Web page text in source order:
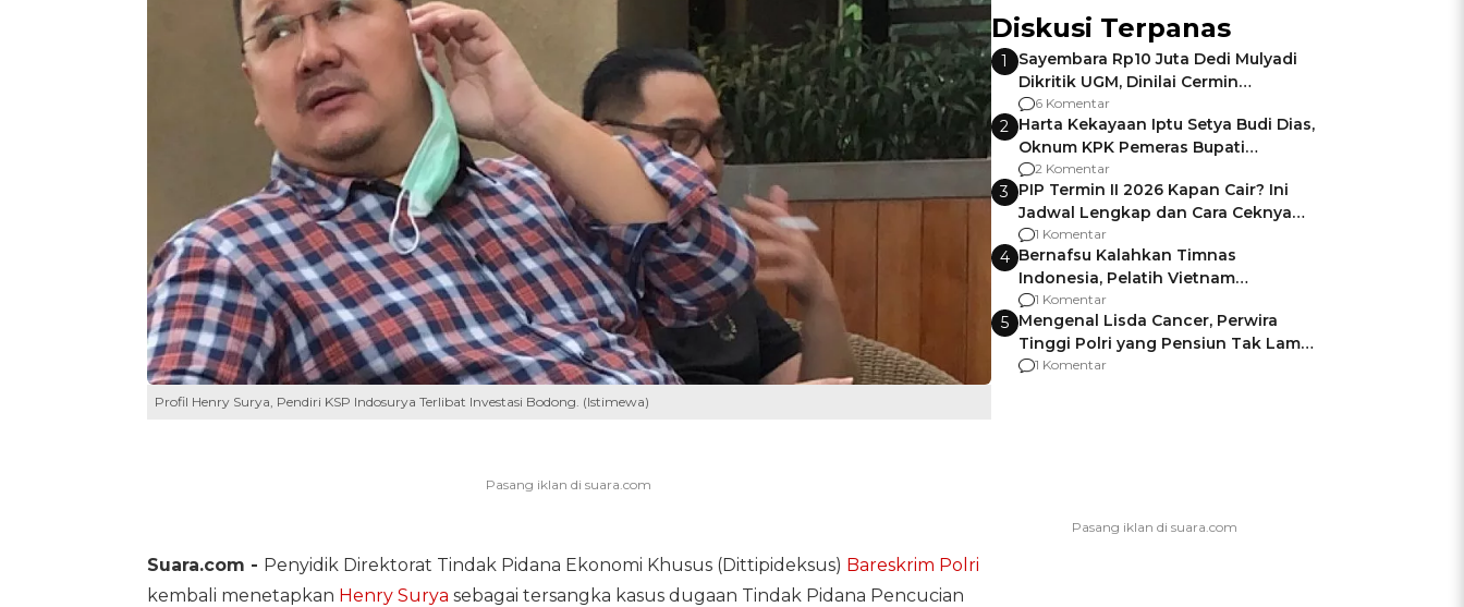
Profil Henry Surya, Pendiri KSP Indosurya Terlibat Investasi Bodong. (Istimewa)
Suara.com - Penyidik Direktorat Tindak Pidana Ekonomi Khusus (Dittipideksus) Bareskrim Polri
kembali menetapkan Henry Surya sebagai tersangka kasus dugaan Tindak Pidana Pencucian
Diskusi Terpanas
1
Sayembara Rp10 Juta Dedi Mulyadi
Dikritik UGM, Dinilai Cermin
Gagalnya Negara Jamin Keamanan
6 Komentar
2 Harta Kekayaan Iptu Setya Budi Dias,
Oknum KPK Pemeras Bupati
Pemalang
2 Komentar
3 PIP Termin II 2026 Kapan Cair? Ini
Jadwal Lengkap dan Cara Ceknya
agar Dana Tidak Hangus!
1 Komentar
4 Bernafsu Kalahkan Timnas
Indonesia, Pelatih Vietnam
Berencana Pakai Jimat di Pakansari
1 Komentar
5 Mengenal Lisda Cancer, Perwira
Tinggi Polri yang Pensiun Tak Lama
Usai Jadi Brigjen
1 Komentar